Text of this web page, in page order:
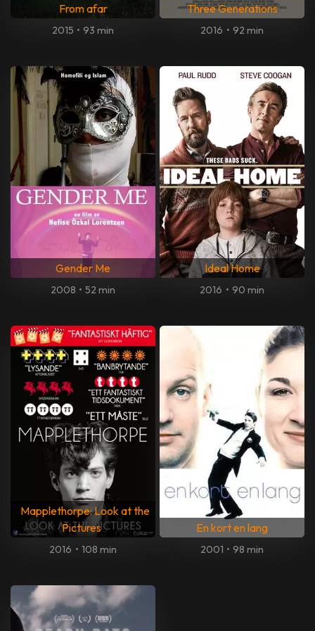
From afar
2015 • 93 min
Three Generations
2016 • 92 min
Gender Me
2008 • 52 min
Ideal Home
2016 • 90 min
Mapplethorpe: Look at the
Pictures
2016 • 108 min
En kort en lang
2001 • 98 min